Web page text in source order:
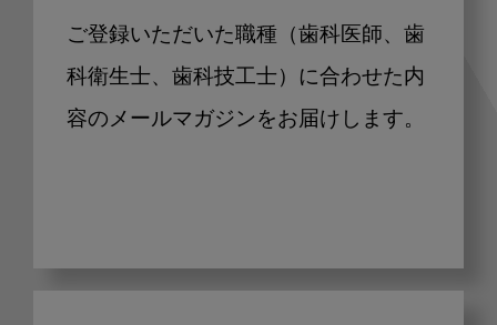
ご登録いただいた職種（歯科医師、歯
科衛生士、歯科技工士）に合わせた内
容のメールマガジンをお届けします。